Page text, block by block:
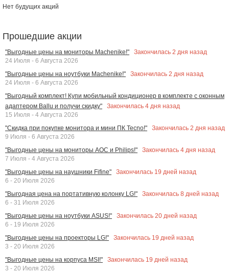
Нет будущих акций
Прошедшие акции
"Выгодные цены на мониторы Machenike!" Закончилась 2 дня назад
24 Июля - 6 Августа 2026
"Выгодные цены на ноутбуки Machenike!"
Закончилась 2 дня назад
24 Июля - 6 Августа 2026
"Выгодный комплект! Купи мобильный кондиционер в комплекте с оконным
адаптером Ballu и получи скидку"
Закончилась 4 дня назад
15 Июля - 4 Августа 2026
"Скидка при покупке монитора и мини ПК Tecno!"
Закончилась 2 дня назад
9 Июля - 6 Августа 2026
"Выгодные цены на мониторы AOC и Philips!"
Закончилась 4 дня назад
7 Июля - 4 Августа 2026
"Выгодные цены на наушники Fifine"
Закончилась 19 дней назад
6 - 20 Июля 2026
"Выгодная цена на портативную колонку LG!"
Закончилась 8 дней назад
6 - 31 Июля 2026
"Выгодные цены на ноутбуки ASUS!"
Закончилась 20 дней назад
6 - 19 Июля 2026
"Выгодные цены на проекторы LG!"
Закончилась 19 дней назад
3 - 20 Июля 2026
"Выгодные цены на корпуса MSI!"
Закончилась 19 дней назад
3 - 20 Июля 2026